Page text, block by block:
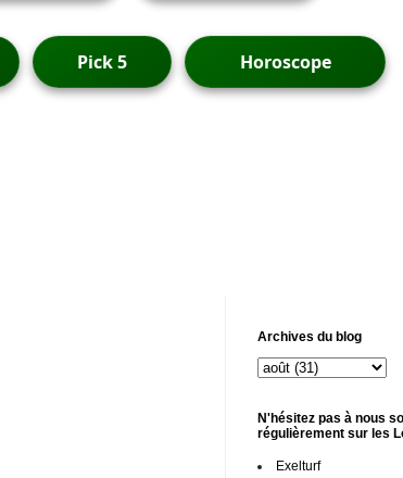
Pick 5 Horoscope
Archives du blog
N'hésitez pas à nous
régulièrement sur les
Exelturf